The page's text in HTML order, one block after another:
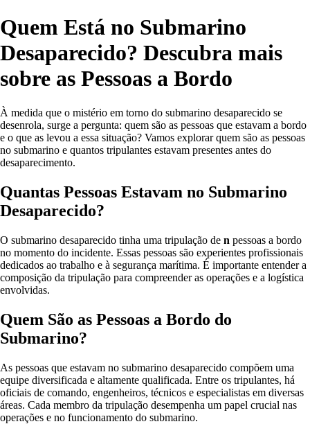
Quem Está no Submarino
Desaparecido? Descubra mais
sobre as Pessoas a Bordo
À medida que o mistério em torno do submarino desaparecido se
desenrola, surge a pergunta: quem são as pessoas que estavam a bordo
e o que as levou a essa situação? Vamos explorar quem são as pessoas
no submarino e quantos tripulantes estavam presentes antes do
desaparecimento.
Quantas Pessoas Estavam no Submarino
Desaparecido?
O submarino desaparecido tinha uma tripulação de n pessoas a bordo
no momento do incidente. Essas pessoas são experientes profissionais
dedicados ao trabalho e à segurança marítima. É importante entender a
composição da tripulação para compreender as operações e a logística
envolvidas.
Quem São as Pessoas a Bordo do
Submarino?
As pessoas que estavam no submarino desaparecido compõem uma
equipe diversificada e altamente qualificada. Entre os tripulantes, há
oficiais de comando, engenheiros, técnicos e especialistas em diversas
áreas. Cada membro da tripulação desempenha um papel crucial nas
operações e no funcionamento do submarino.